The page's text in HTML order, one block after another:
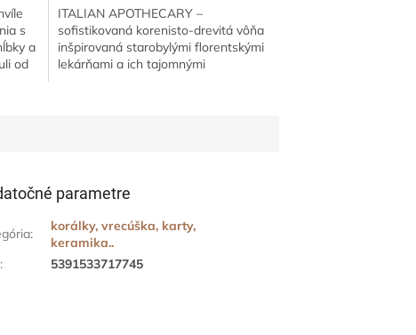
s
a
od
ITALIAN APOTHECARY –
sofistikovaná korenisto-drevitá vôňa
inšpirovaná starobylými florentskými
lekárňami a ich tajomnými
parametre
:
korálky, vrecúška, karty,
keramika..
: 5391533717745